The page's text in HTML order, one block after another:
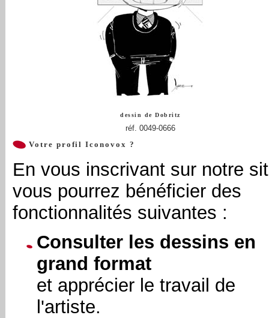
dessin deDobritz
réf. 0049-0666
Votre profil Iconovox ?
En vous inscrivant sur notre
vous pourrez bénéficier des
fonctionnalités suivantes :
Consulter les dessins en
grand format
et apprécier le travail de
l'artiste.